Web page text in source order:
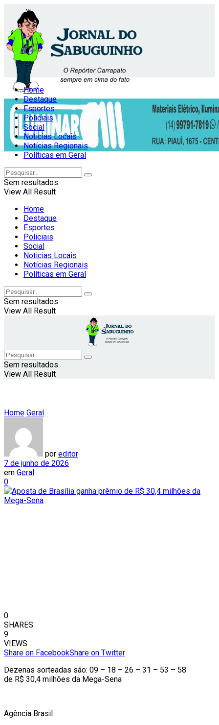
Home
Destaque
Esportes
Policiais
Social
Noticias Locais
Notícias Regionais
Políticas em Geral
Sem resultados
View All Result
Home
Destaque
Esportes
Policiais
Social
Noticias Locais
Notícias Regionais
Políticas em Geral
Sem resultados
View All Result
Sem resultados
View All Result
Home Geral
por editor
7 de junho de 2026
em Geral
0
0
SHARES
9
VIEWS
Share on FacebookShare on Twitter
Dezenas sorteadas são: 09 – 18 – 26 – 31 – 53 – 58
de R$ 30,4 milhões da Mega-Sena
Agência Brasil